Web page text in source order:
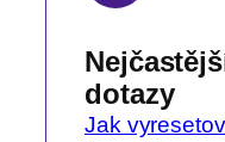
dotazy
Jak